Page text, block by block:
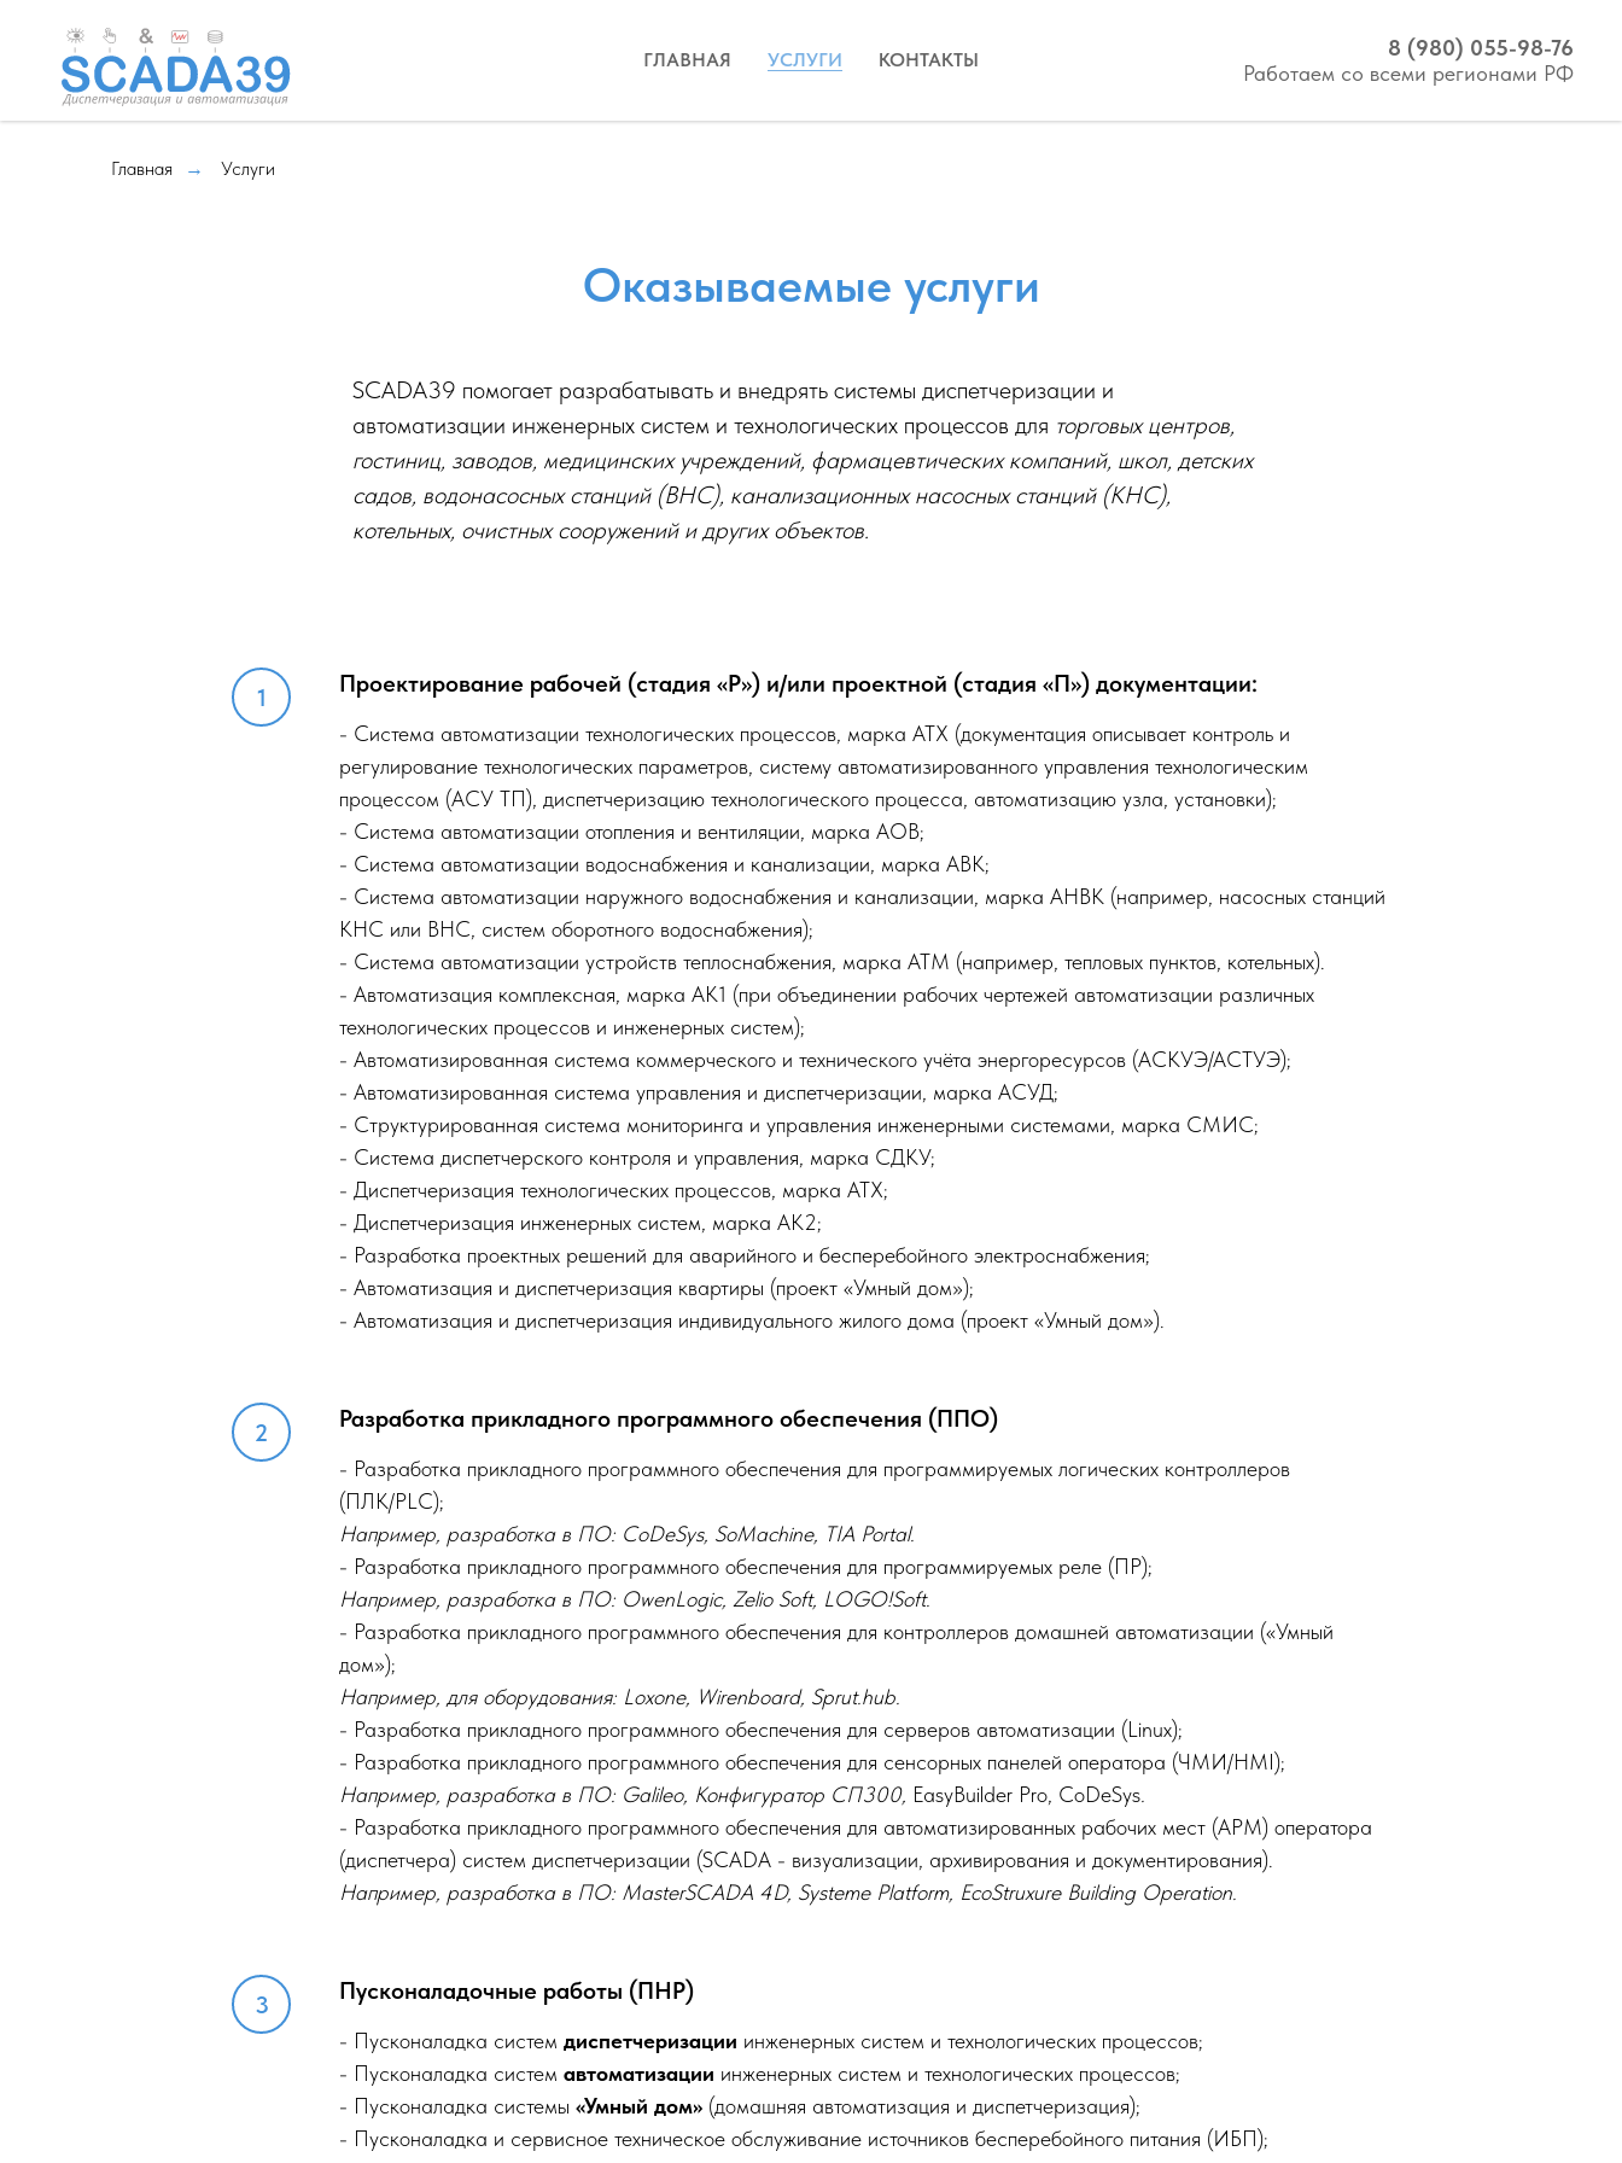
ГЛАВНАЯ УСЛУГИ КОНТАКТЫ
8 (980) 055-98-76
Работаем со всеми регионами РФ
Главная → Услуги
Оказываемые услуги
SCADA39 помогает разрабатывать и внедрять системы диспетчеризации и
автоматизации инженерных систем и технологических процессов для торговых центров,
гостиниц, заводов, медицинских учреждений, фармацевтических компаний, школ, детских
садов, водонасосных станций (ВНС), канализационных насосных станций (КНС),
котельных, очистных сооружений и других объектов.
Проектирование рабочей (стадия «Р») и/или проектной (стадия «П») документации:
- Система автоматизации технологических процессов, марка АТХ (документация описывает контроль и
регулирование технологических параметров, систему автоматизированного управления технологическим
процессом (АСУ ТП), диспетчеризацию технологического процесса, автоматизацию узла, установки);
- Система автоматизации отопления и вентиляции, марка АОВ;
- Система автоматизации водоснабжения и канализации, марка АВК;
- Система автоматизации наружного водоснабжения и канализации, марка АНВК (например, насосных станций
КНС или ВНС, систем оборотного водоснабжения);
- Система автоматизации устройств теплоснабжения, марка АТМ (например, тепловых пунктов, котельных).
- Автоматизация комплексная, марка АК1 (при объединении рабочих чертежей автоматизации различных
технологических процессов и инженерных систем);
- Автоматизированная система коммерческого и технического учёта энергоресурсов (АСКУЭ/АСТУЭ);
- Автоматизированная система управления и диспетчеризации, марка АСУД;
- Структурированная система мониторинга и управления инженерными системами, марка СМИС;
​- Система диспетчерского контроля и управления, марка СДКУ;
- Диспетчеризация технологических процессов, марка АТХ;
- Диспетчеризация инженерных систем, марка АК2;
- Разработка проектных решений для аварийного и бесперебойного электроснабжения;
- Автоматизация и диспетчеризация квартиры (проект «Умный дом»);
- Автоматизация и диспетчеризация индивидуального жилого дома (проект «Умный дом»).
Разработка прикладного программного обеспечения (ППО)
- Разработка прикладного программного обеспечения для программируемых логических контроллеров
(ПЛК/PLC);
Например, разработка в ПО: CoDeSys, SoMachine, TIA Portal.
- Разработка прикладного программного обеспечения для программируемых реле (ПР);
Например, разработка в ПО: OwenLogic, Zelio Soft, LOGO!Soft.
- Разработка прикладного программного обеспечения для контроллеров домашней автоматизации («Умный
дом»);
Например, для оборудования: Loxone, Wirenboard, Sprut.hub.
- Разработка прикладного программного обеспечения для серверов автоматизации (Linux);
- Разработка прикладного программного обеспечения для сенсорных панелей оператора (ЧМИ/HMI);
Например, разработка в ПО: Galileo, Конфигуратор СП300, EasyBuilder Pro, CoDeSys
- Разработка прикладного программного обеспечения для автоматизированных рабочих мест (АРМ) оператора
(диспетчера) систем диспетчеризации (SCADA - визуализации, архивирования и документирования).
Например, разработка в ПО: MasterSCADA 4D, Systeme Platform, EcoStruxure Building Operation.
Пусконаладочные работы (ПНР)
- Пусконаладка систем диспетчеризации инженерных систем и технологических процессов;
- Пусконаладка систем автоматизации инженерных систем и технологических процессов;
- Пусконаладка системы «Умный дом» (домашняя автоматизация и диспетчеризация);
- Пусконаладка и сервисное техническое обслуживание источников бесперебойного питания (ИБП);